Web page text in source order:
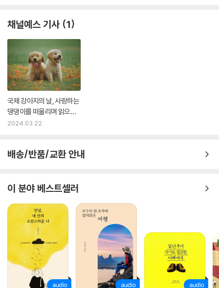
채널예스 기사 1
국제 강아지의 날, 사랑하는
댕댕이를 떠올리며 읽으면
좋을 책 추천
2024.03.22.
배송/반품/교환 안내
이 분야 베스트셀러